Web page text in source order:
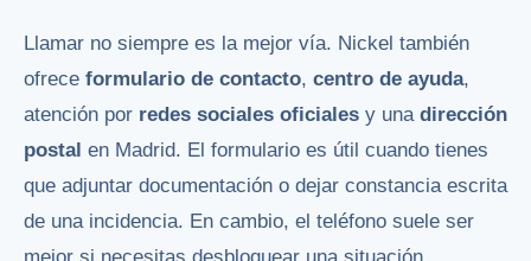
Llamar no siempre es la mejor vía. Nickel también
ofrece formulario de contacto, centro de ayuda,
atención por redes sociales oficiales y una dirección
postal en Madrid. El formulario es útil cuando tienes
que adjuntar documentación o dejar constancia escrita
de una incidencia. En cambio, el teléfono suele ser